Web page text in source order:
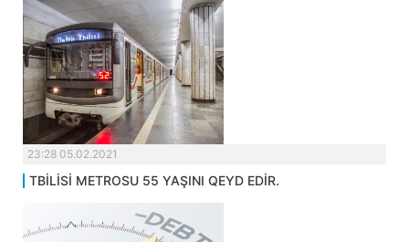
23:28 05.02.2021
TBİLİSİ METROSU 55 YAŞINI QEYD EDİR.